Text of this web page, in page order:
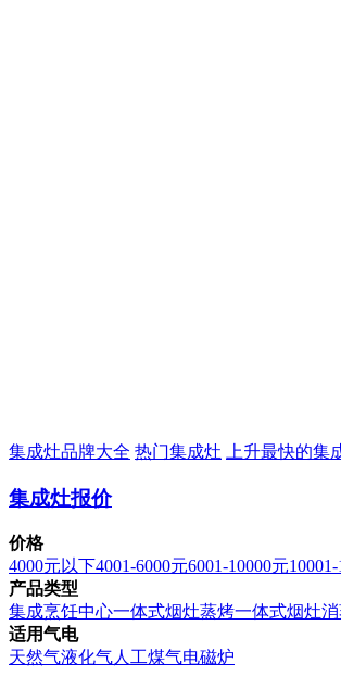
集成灶品牌大全 热门集成灶 上升最快的集
集成灶报价
价格
4000元以下4001-6000元6001-10000元
产品类型
集成烹饪中心一体式烟灶蒸烤一体式烟灶
适用气电
天然气液化气人工煤气电磁炉